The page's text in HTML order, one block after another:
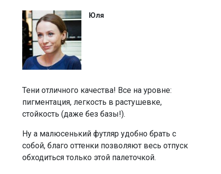
Юля
Тени отличного качества! Все на уровне:
пигментация, легкость в растушевке,
стойкость (даже без базы!).
Ну а малюсенький футляр удобно брать с
собой, благо оттенки позволяют весь отпуск
обходиться только этой палеточкой.